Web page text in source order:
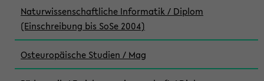
Naturwissenschaftliche Informatik / Diplom
(Einschreibung bis SoSe 2004)
Osteuropäische Studien / Mag